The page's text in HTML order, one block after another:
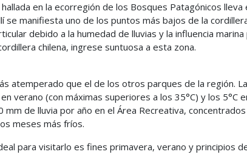
en la ecorregión de los Bosques Patagónicos
se manifiesta uno de los puntos más bajos de la
debido a la humedad de lluvias y la influencia
chilena, ingrese suntuosa a esta zona.
atemperado que el de los otros parques de la región.
verano (con máximas superiores a los 35°C) y los 5°C
mm de lluvia por año en el Área Recreativa,
meses más fríos.
para visitarlo es fines primavera, verano y principios